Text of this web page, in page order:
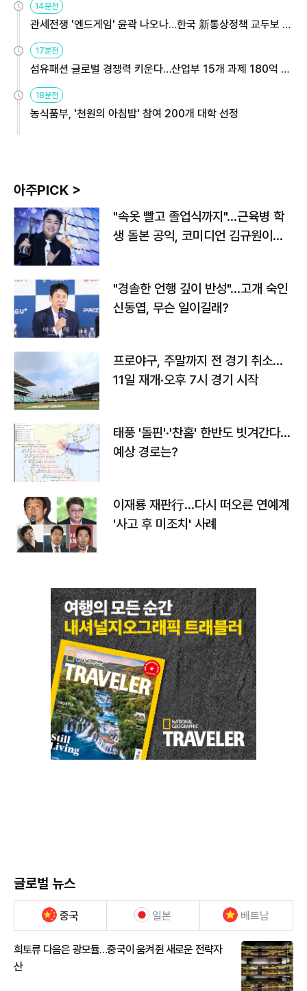
14분전
관세전쟁 '엔드게임' 윤곽 나오나…한국 新통상정책 교두보 활
용해야
17분전
섬유패션 글로벌 경쟁력 키운다…산업부 15개 과제 180억 지
원
18분전
농식품부, '천원의 아침밥' 참여 200개 대학 선정
아주PICK >
"속옷 빨고 졸업식까지"…근육병 학
생 돌본 공익, 코미디언 김규원이었
"경솔한 언행 깊이 반성"…고개 숙인
신동엽, 무슨 일이길래?
프로야구, 주말까지 전 경기 취소…
11일 재개·오후 7시 경기 시작
태풍 '돌핀'·'찬홈' 한반도 빗겨간다…
예상 경로는?
이재룡 재판行…다시 떠오른 연예계
'사고 후 미조치' 사례
글로벌 뉴스
중국 일본 베트남
희토류 다음은 광모듈…중국이 움켜쥔 새로운 전략자
산